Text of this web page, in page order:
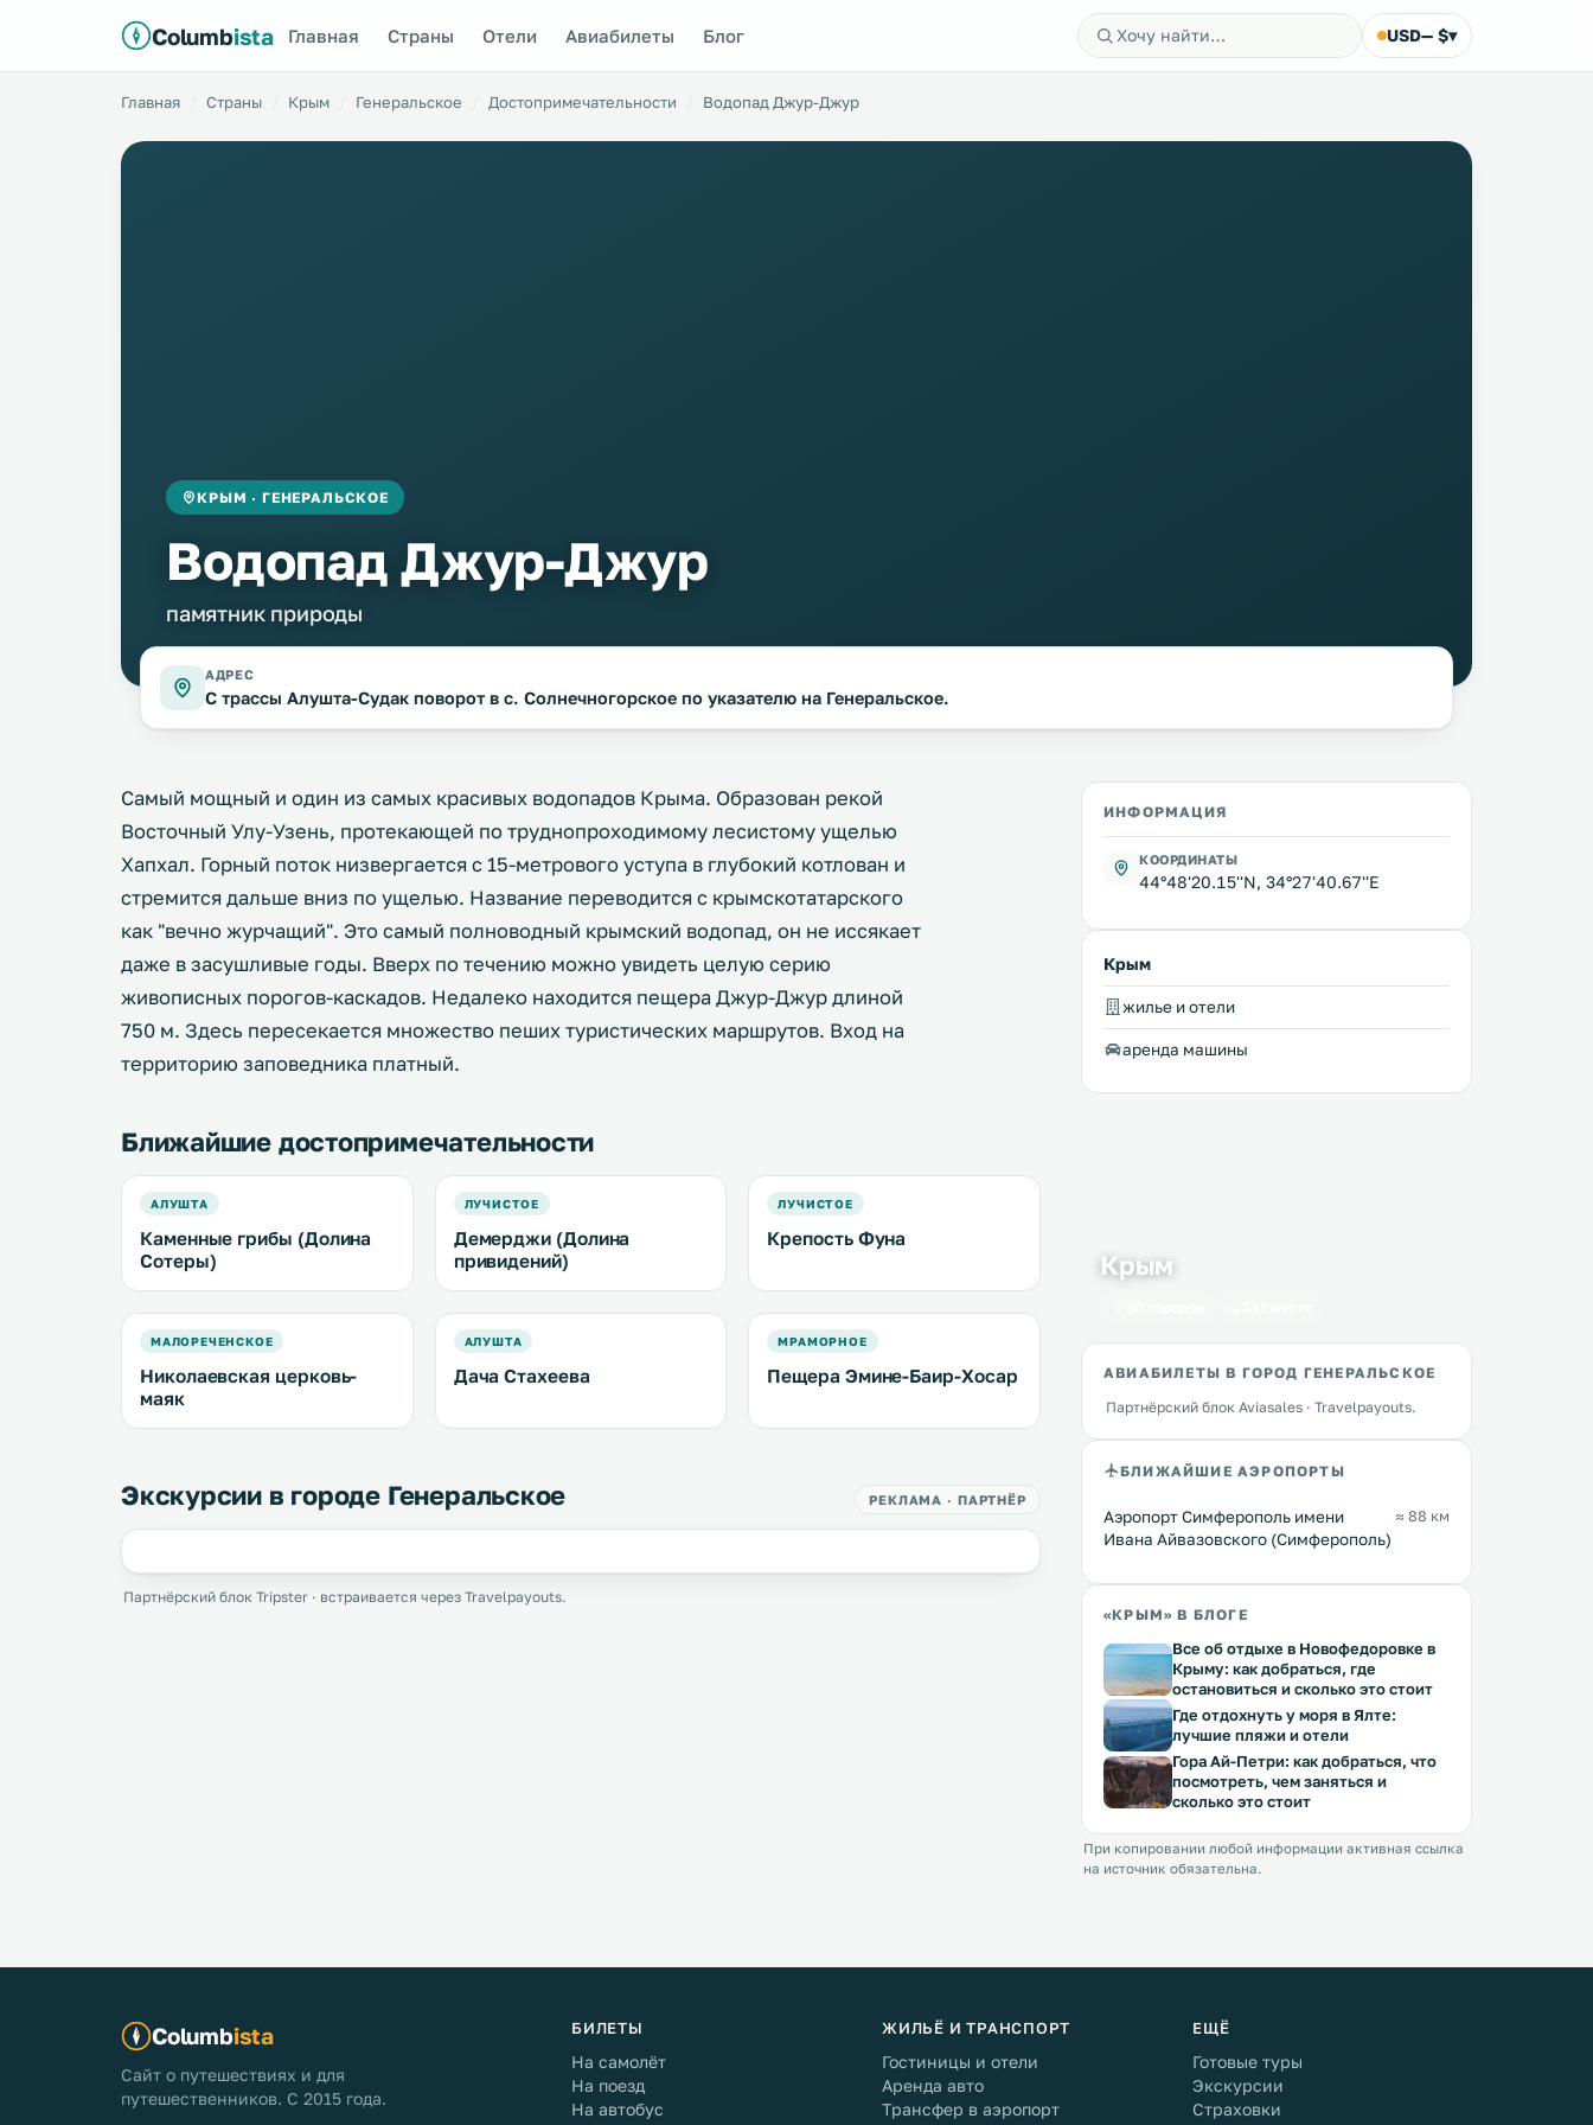
Columbista Главная Страны Отели Авиабилеты Блог USD— $▾
Главная Страны Крым Генеральское Достопримечательности Водопад Джур-Джур
КРЫМ · ГЕНЕРАЛЬСКОЕ
Водопад Джур-Джур
памятник природы
АДРЕС
С трассы Алушта-Судак поворот в с. Солнечногорское по указателю на Генеральское.
Самый мощный и один из самых красивых водопадов Крыма. Образован рекой
Восточный Улу-Узень, протекающей по труднопроходимому лесистому ущелью
Хапхал. Горный поток низвергается с 15-метрового уступа в глубокий котлован и
стремится дальше вниз по ущелью. Название переводится с крымскотатарского
как "вечно журчащий". Это самый полноводный крымский водопад, он не иссякает
даже в засушливые годы. Вверх по течению можно увидеть целую серию
живописных порогов-каскадов. Недалеко находится пещера Джур-Джур длиной
750 м. Здесь пересекается множество пеших туристических маршрутов. Вход на
территорию заповедника платный.
Ближайшие достопримечательности
АЛУШТА
Каменные грибы (Долина
Сотеры)
ЛУЧИСТОЕ
Демерджи (Долина
привидений)
ЛУЧИСТОЕ
Крепость Фуна
МАЛОРЕЧЕНСКОЕ
Николаевская церковь-
маяк
АЛУШТА
Дача Стахеева
МРАМОРНОЕ
Пещера Эмине-Баир-Хосар
Экскурсии в городе Генеральское РЕКЛАМА · ПАРТНЁР
Партнёрский блок Tripster · встраивается через Travelpayouts.
ИНФОРМАЦИЯ
КООРДИНАТЫ
44°48'20.15''N, 34°27'40.67''E
Крым
жилье и отели
аренда машины
Крым
АВИАБИЛЕТЫ В ГОРОД ГЕНЕРАЛЬСКОЕ
Партнёрский блок Aviasales · Travelpayouts.
БЛИЖАЙШИЕ АЭРОПОРТЫ
Аэропорт Симферополь имени
Ивана Айвазовского (Симферополь)
≈ 88 км
«КРЫМ» В БЛОГЕ
Все об отдыхе в Новофедоровке в
Крыму: как добраться, где
остановиться и сколько это стоит
Где отдохнуть у моря в Ялте:
лучшие пляжи и отели
Гора Ай-Петри: как добраться, что
посмотреть, чем заняться и
сколько это стоит
При копировании любой информации активная ссылка
на источник обязательна.
Columbista
Сайт о путешествиях и для
путешественников. С 2015 года.
БИЛЕТЫ
На самолёт
На поезд
На автобус
ЖИЛЬЁ И ТРАНСПОРТ
Гостиницы и отели
Аренда авто
Трансфер в аэропорт
ЕЩЁ
Готовые туры
Экскурсии
Страховки